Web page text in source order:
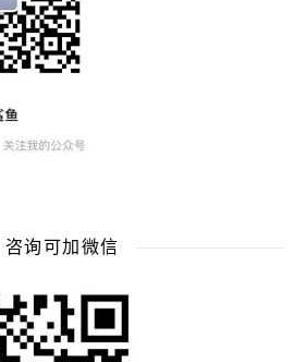
咨询可加微信